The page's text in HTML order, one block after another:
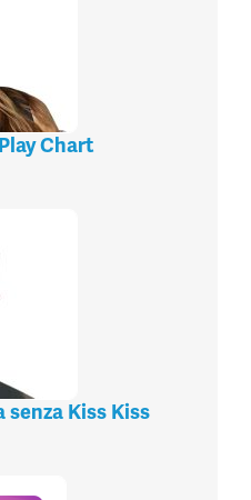
Chart
senza Kiss Kiss